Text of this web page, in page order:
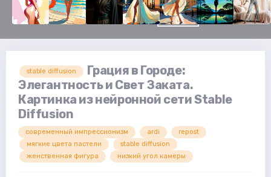
stable diffusion
Грация в Городе:
Элегантность и Свет Заката.
Картинка из нейронной сети Stable
Diffusion
современный импрессионизм ardi
repost
мягкие цвета пастели
stable diffusion
женственная фигура
низкий угол камеры